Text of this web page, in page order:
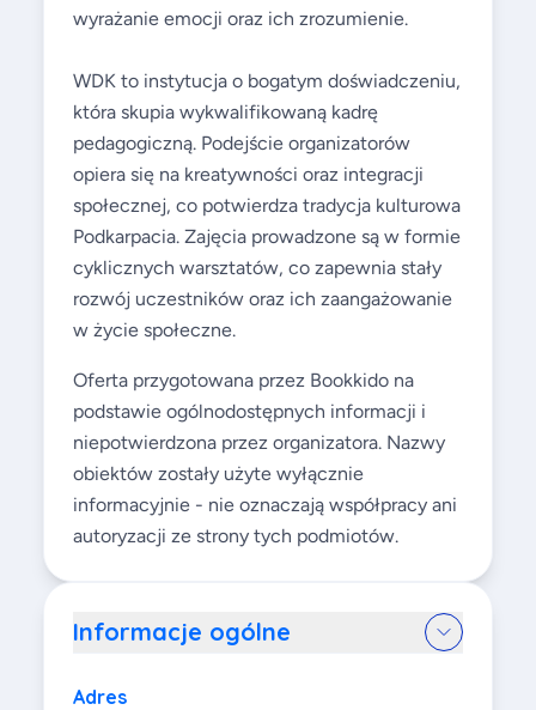
wyrażanie emocji oraz ich zrozumienie.
WDK to instytucja o bogatym doświadczeniu,
która skupia wykwalifikowaną kadrę
pedagogiczną. Podejście organizatorów
opiera się na kreatywności oraz integracji
społecznej, co potwierdza tradycja kulturowa
Podkarpacia. Zajęcia prowadzone są w formie
cyklicznych warsztatów, co zapewnia stały
rozwój uczestników oraz ich zaangażowanie
w życie społeczne.
Oferta przygotowana przez Bookkido na
podstawie ogólnodostępnych informacji i
niepotwierdzona przez organizatora. Nazwy
obiektów zostały użyte wyłącznie
informacyjnie - nie oznaczają współpracy ani
autoryzacji ze strony tych podmiotów.
Informacje ogólne
Adres